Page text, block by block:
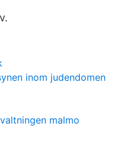
inom judendomen
malmo